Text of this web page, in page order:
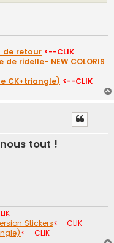
de retour <--CLIK
ridelle- NEW COLORIS
CK+triangle) <--CLIK
tout !
Stickers<--CLIK
<--CLIK